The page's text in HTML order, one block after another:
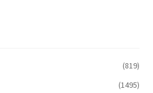
(819)
(1495)